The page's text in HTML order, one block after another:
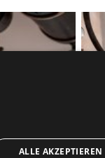
ALLE AKZEPTIEREN